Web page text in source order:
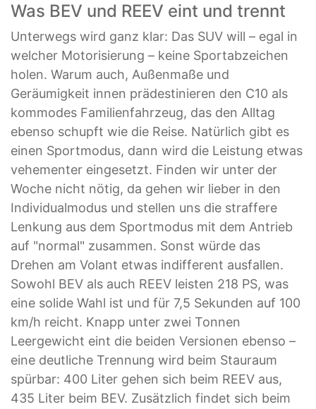
Was BEV und REEV eint und trennt
Unterwegs wird ganz klar: Das SUV will – egal in
welcher Motorisierung – keine Sportabzeichen
holen. Warum auch, Außenmaße und
Geräumigkeit innen prädestinieren den C10 als
kommodes Familienfahrzeug, das den Alltag
ebenso schupft wie die Reise. Natürlich gibt es
einen Sportmodus, dann wird die Leistung etwas
vehementer eingesetzt. Finden wir unter der
Woche nicht nötig, da gehen wir lieber in den
Individualmodus und stellen uns die straffere
Lenkung aus dem Sportmodus mit dem Antrieb
auf "normal" zusammen. Sonst würde das
Drehen am Volant etwas indifferent ausfallen.
Sowohl BEV als auch REEV leisten 218 PS, was
eine solide Wahl ist und für 7,5 Sekunden auf 100
km/h reicht. Knapp unter zwei Tonnen
Leergewicht eint die beiden Versionen ebenso –
eine deutliche Trennung wird beim Stauraum
spürbar: 400 Liter gehen sich beim REEV aus,
435 Liter beim BEV. Zusätzlich findet sich beim